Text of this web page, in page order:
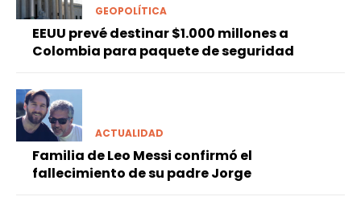
GEOPOLÍTICA
EEUU prevé destinar $1.000 millones a
Colombia para paquete de seguridad
ACTUALIDAD
Familia de Leo Messi confirmó el
fallecimiento de su padre Jorge